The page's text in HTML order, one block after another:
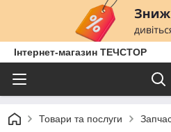
Інтернет-магазин ТЕЧСТОР
Товари та послуги